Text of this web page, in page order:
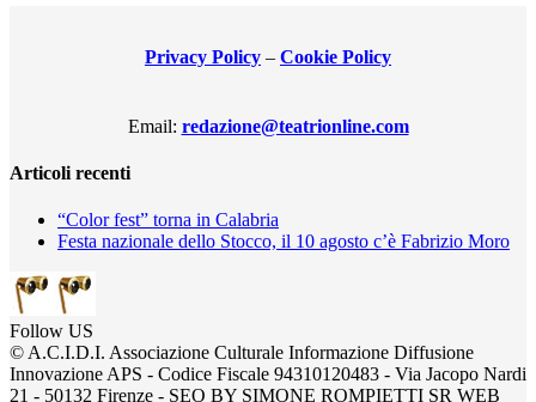
Privacy Policy – Cookie Policy
Email: redazione@teatrionline.com
Articoli recenti
“Color fest” torna in Calabria
Festa nazionale dello Stocco, il 10 agosto c’è Fabrizio Moro
Follow US
© A.C.I.D.I. Associazione Culturale Informazione Diffusione
Innovazione APS - Codice Fiscale 94310120483 - Via Jacopo Nardi
21 - 50132 Firenze - SEO BY SIMONE ROMPIETTI SR WEB